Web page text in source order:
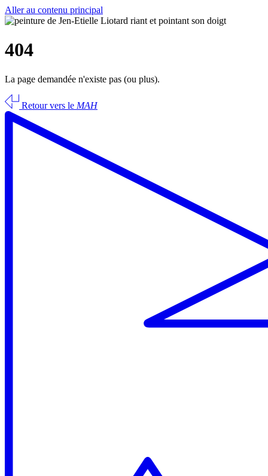
Aller au contenu principal
404
La page demandée n'existe pas (ou plus).
Retour vers le MAH